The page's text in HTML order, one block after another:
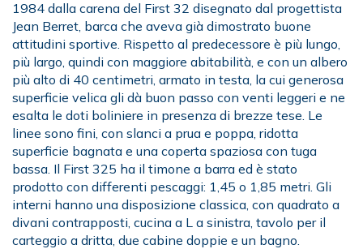
1984 dalla carena del First 32 disegnato dal progettista
Jean Berret, barca che aveva già dimostrato buone
attitudini sportive. Rispetto al predecessore è più lungo,
più largo, quindi con maggiore abitabilità, e con un albero
più alto di 40 centimetri, armato in testa, la cui generosa
superficie velica gli dà buon passo con venti leggeri e ne
esalta le doti boliniere in presenza di brezze tese. Le
linee sono fini, con slanci a prua e poppa, ridotta
superficie bagnata e una coperta spaziosa con tuga
bassa. Il First 325 ha il timone a barra ed è stato
prodotto con differenti pescaggi: 1,45 o 1,85 metri. Gli
interni hanno una disposizione classica, con quadrato a
divani contrapposti, cucina a L a sinistra, tavolo per il
carteggio a dritta, due cabine doppie e un bagno.